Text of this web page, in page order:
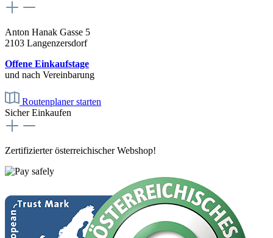
Anton Hanak Gasse 5
2103 Langenzersdorf
Offene Einkaufstage
und nach Vereinbarung
Routenplaner starten
Sicher Einkaufen
Zertifizierter österreichischer Webshop!